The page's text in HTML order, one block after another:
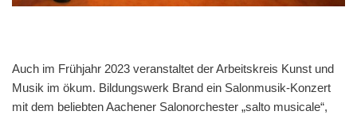
Auch im Frühjahr 2023 veranstaltet der Arbeitskreis Kunst und
Musik im ökum. Bildungswerk Brand ein Salonmusik-Konzert
mit dem beliebten Aachener Salonorchester „salto musicale“,